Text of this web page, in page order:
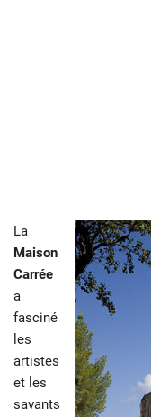
La
Maison
Carrée
a
fasciné
les
artistes
et les
savants